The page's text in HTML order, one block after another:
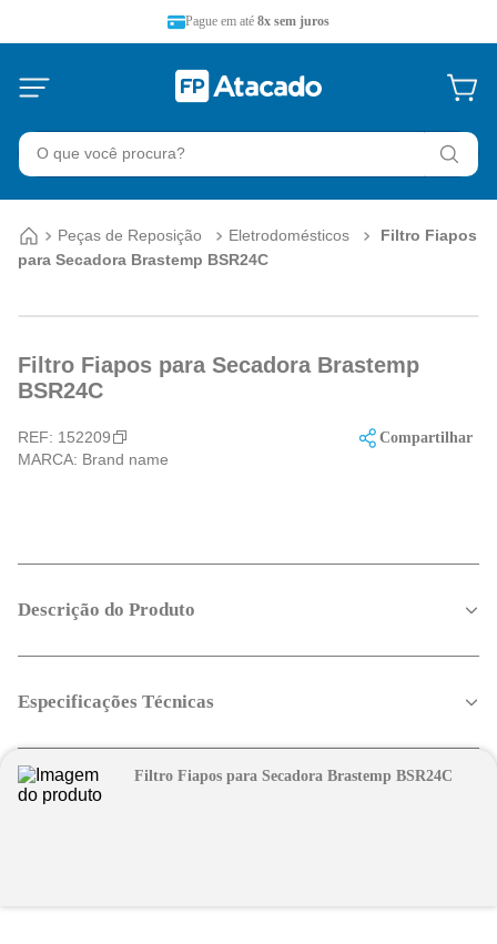
Pague em até 8x sem juros
O que você procura?
Peças de Reposição Eletrodomésticos
Filtro Fiapos
para Secadora Brastemp BSR24C
Filtro Fiapos para Secadora Brastemp
BSR24C
REF: 152209
MARCA: Brand name
Compartilhar
Descrição do Produto
Especificações Técnicas
Filtro Fiapos para Secadora Brastemp BSR24C